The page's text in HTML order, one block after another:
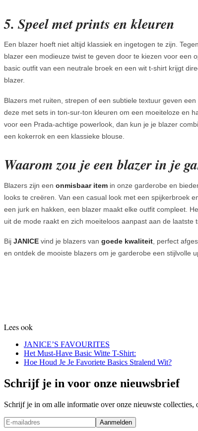
5. Speel met prints en kleuren
Een blazer hoeft niet altijd klassiek en ingetogen te zijn.
blazer een modieuze twist te geven door te kiezen voor een
basic outfit van een neutrale broek en een wit t-shirt krijgt
blazer.
Blazers met ruiten, strepen of een subtiele textuur geven een
deze met sets in ton-sur-ton kleuren om een moeiteloze en
voor een Prada-achtige powerlook, dan kun je je blazer
een kokerrok en een klassieke blouse.
Waarom zou je een blazer in je
Blazers zijn een onmisbaar item in onze garderobe en
looks te creëren. Van een casual look met een spijkerbroek
een jurk en hakken, een blazer maakt elke outfit compleet.
uit de mode raakt en zich moeiteloos aanpast aan de laatste
Bij JANICE vind je blazers van goede kwaliteit, perfect
en ontdek de mooiste blazers om je garderobe een stijlvolle
Lees ook
JANICE’S FAVOURITES
Het Must-Have Basic Witte T-Shirt:
Hoe Houd Je Je Favoriete Basics Stralend Wit?
Schrijf je in voor onze nieuwsbrief
Schrijf je in om alle informatie over onze nieuwste collecties,
Aanmelden